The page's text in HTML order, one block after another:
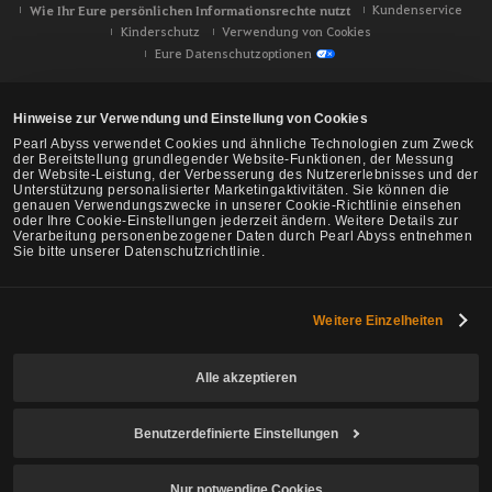
Hinweise zur Verwendung und Einstellung von Cookies
Pearl Abyss verwendet Cookies und ähnliche Technologien zum Zweck
der Bereitstellung grundlegender Website-Funktionen, der Messung
der Website-Leistung, der Verbesserung des Nutzererlebnisses und der
Unterstützung personalisierter Marketingaktivitäten. Sie können die
genauen Verwendungszwecke in unserer Cookie-Richtlinie einsehen
oder Ihre Cookie-Einstellungen jederzeit ändern. Weitere Details zur
Verarbeitung personenbezogener Daten durch Pearl Abyss entnehmen
Sie bitte unserer Datenschutzrichtlinie.
Weitere Einzelheiten
Alle akzeptieren
Benutzerdefinierte Einstellungen
Wie Ihr Eure persönlichen Informationsrechte nutzt
Kundenservice
Kinderschutz
Verwendung von Cookies
Eure Datenschutzoptionen
Black Desert -NA/EU/Ozeanien